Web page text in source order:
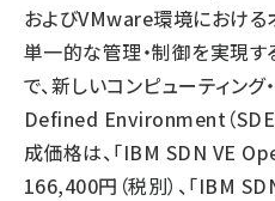
およびVMware環境における
単一的な管理・制御を実現す
で、新しいコンピューティン
Defined Environment（SDE
成価格は、「IBM SDN VE
166,400円（税別）、「IBM